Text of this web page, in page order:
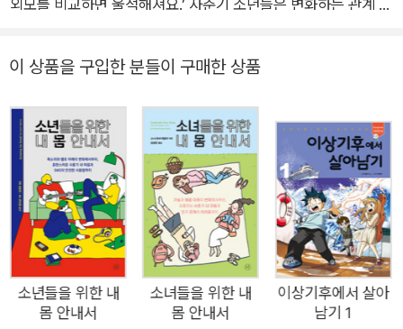
외모를 비교하면 울적해져요.’ 사춘기 소년들은 변화하는 관계 속
헤쳐나갈 수 있도록 심리 전문가 켄 스탬퍼와 초등젠더교육연구
있는 청소년들과 함께 오랫동안 학교폭력, 비디오 게임, 인터넷
사용 문제 등을 상담해 온 심리치료사다. 《소년들을 위한 내 마음
안내서》에서 신뢰할 수 있는 전문가의 안내를 따라 감정의 종류
와 원리, 변화에 대해 구체적으로 이해하고, 감정을 돌보는 마음
챙김 기술을 비롯하여 변화하는 관계에 적응하는 방법 등을 익힐
수 있다. 아웃박스 교사들이 집필한 4장 ‘나를 마주하고 탐구하
기’와 부록 꼭지는 한국어판에서만 만날 수 있는 특별함이다. 초
등학교 현장에서 성평등 교육에 앞장서 온 경험을 토대로 내 안의
고정관념과 편견, 차별과 혐오를 성찰할 수 있도록 돕고, 국내 독
이 상품을 구입한 분들이 구매한 상품
소년들을 위한 내
몸 안내서
소녀들을 위한 내
몸 안내서
이상기후에서 살아
남기 1